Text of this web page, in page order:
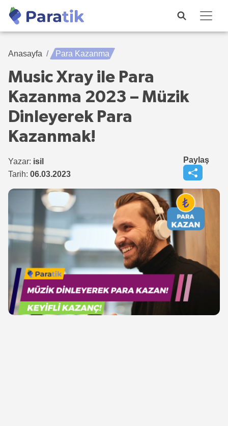
Anasayfa Para Kazanma
Music Xray ile Para
Kazanma 2023 – Müzik
Dinleyerek Para
Kazanmak!
Yazar: isil
Tarih: 06.03.2023
Paylaş